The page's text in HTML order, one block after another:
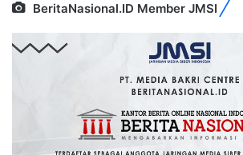
BeritaNasional.ID Member JMSI